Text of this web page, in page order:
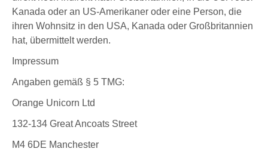
Kanada oder an US-Amerikaner oder eine Person, die
ihren Wohnsitz in den USA, Kanada oder Großbritannien
hat, übermittelt werden.
Impressum
Angaben gemäß § 5 TMG:
Orange Unicorn Ltd
132-134 Great Ancoats Street
M4 6DE Manchester